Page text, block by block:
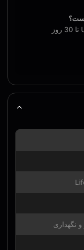
A: زمان تحویل برای باتری های UPS 15 تا 30 روز